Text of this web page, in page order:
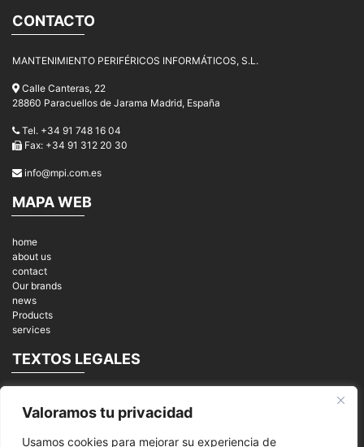
Valoramos tu privacidad
Usamos cookies para mejorar su experiencia de
CONTACTO
MANTENIMIENTO PERIFÉRICOS INFORMÁTICOS, S.L.
Calle Canteras, 22
28860 Paracuellos de Jarama Madrid, España
Tel. +34 91 748 16 04
Fax: +34 91 312 20 30
info@mpi.com.es
MAPA WEB
home
about us
contact
Our brands
news
Products
services
TEXTOS LEGALES
Privacy Policy